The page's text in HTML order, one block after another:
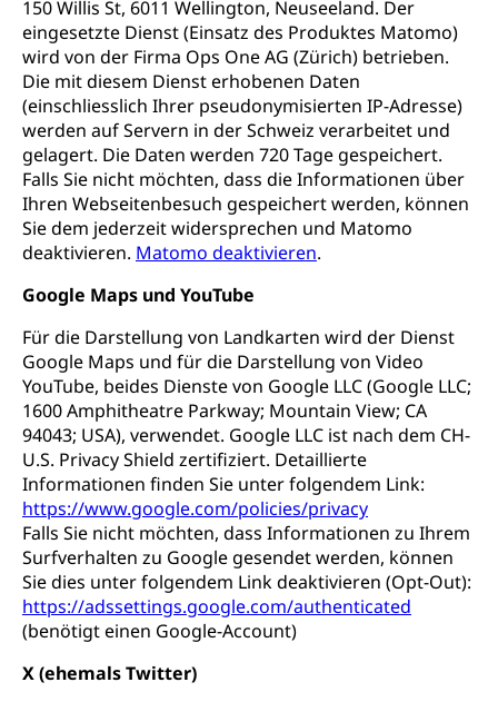
150 Willis St, 6011 Wellington, Neuseeland. Der
eingesetzte Dienst (Einsatz des Produktes Matomo)
wird von der Firma Ops One AG (Zürich) betrieben.
Die mit diesem Dienst erhobenen Daten
(einschliesslich Ihrer pseudonymisierten IP-Adresse)
werden auf Servern in der Schweiz verarbeitet und
gelagert. Die Daten werden 720 Tage gespeichert.
Falls Sie nicht möchten, dass die Informationen über
Ihren Webseitenbesuch gespeichert werden, können
Sie dem jederzeit widersprechen und Matomo
deaktivieren. Matomo deaktivieren.
Google Maps und YouTube
Für die Darstellung von Landkarten wird der Dienst
Google Maps und für die Darstellung von Video
YouTube, beides Dienste von Google LLC (Google LLC;
1600 Amphitheatre Parkway; Mountain View; CA
94043; USA), verwendet. Google LLC ist nach dem CH-
U.S. Privacy Shield zertifiziert. Detaillierte
Informationen finden Sie unter folgendem Link:
https://www.google.com/policies/privacy
Falls Sie nicht möchten, dass Informationen zu Ihrem
Surfverhalten zu Google gesendet werden, können
Sie dies unter folgendem Link deaktivieren (Opt-Out):
https://adssettings.google.com/authenticated
(benötigt einen Google-Account)
X (ehemals Twitter)